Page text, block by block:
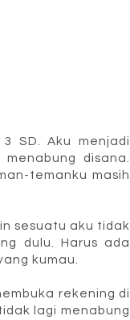
SD. Aku menjadi
disana.
temanku masih
sesuatu aku tidak
dulu. Harus ada
kumau.
rekening di
lagi menabung